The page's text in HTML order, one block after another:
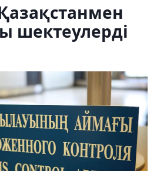
шектеулерді